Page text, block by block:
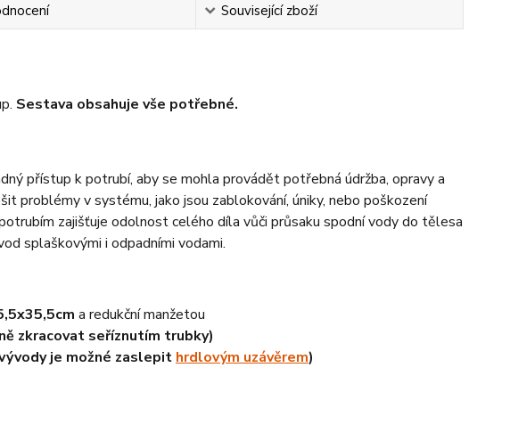
Související zboží
Sestava obsahuje vše potřebné.
přístup k potrubí, aby se mohla provádět potřebná údržba, opravy a
problémy v systému, jako jsou zablokování, úniky, nebo poškození
zajišťuje odolnost celého díla vůči průsaku spodní vody do tělesa
splaškovými i odpadními vodami.
a redukční manžetou
zkracovat seříznutím trubky)
je možné zaslepit hrdlovým uzávěrem)